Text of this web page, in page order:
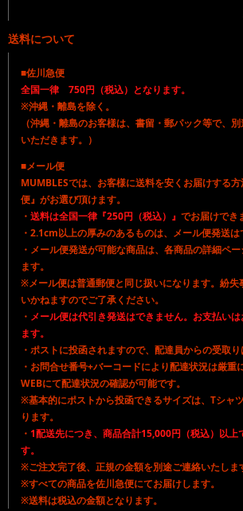
送料について
■佐川急便
全国一律 750円（税込）となります。
※沖縄・離島を除く。
（沖縄・離島のお客様は、書留・郵パック等で、
いただきます。）
■メール便
MUMBLESでは、お客様に送料を安くお届けする
便』がお選び頂けます。
・ 送料は全国一律『250円（税込）』 でお届けでき
・2.1cm以上の厚みのあるものは、メール便発送は
・メール便発送が可能な商品は、各商品の詳細ペ
ます。
※メール便は普通郵便と同じ扱いになります。紛失
いかねますのでご了承ください。
・ メール便は代引き発送はできません。お支払い
ます。
・ポストに投函されますので、配達員からの受取り
・お問合せ番号+バーコードにより配達状況は厳重
WEBにて配達状況の確認が可能です。
※基本的にポストから投函できるサイズは、Tシャ
ります。
・ 1配送先につき、商品合計15,000円（税込）以上
す。
※ご注文完了後、正規の金額を別途ご連絡いたしま
※すべての商品を佐川急便にてお届けします。
※送料は税込の金額となります。